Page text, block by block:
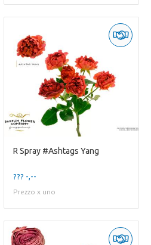
R Spray #Ashtags Yang
??? -,--
Prezzo x uno